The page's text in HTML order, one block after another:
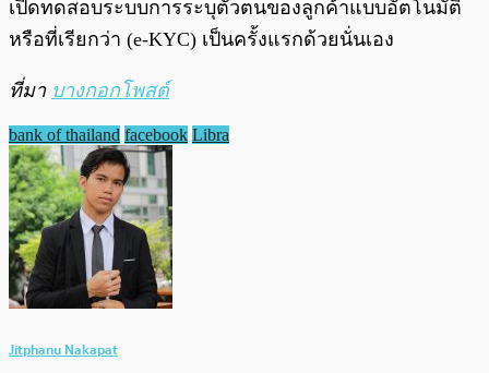
เปิดทดสอบระบบการระบุตัวตนของลูกค้าแบบอัตโนมัติ
หรือที่เรียกว่า (e-KYC) เป็นครั้งแรกด้วยนั่นเอง
ที่มา บางกอกโพสต์
bank of thailand facebook Libra
Jitphanu Nakapat